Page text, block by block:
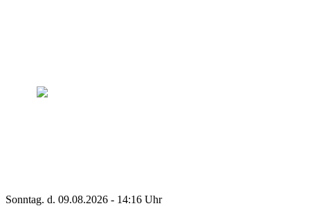
Sonntag. d. 09.08.2026 - 14:16 Uhr